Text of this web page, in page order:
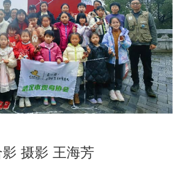
摄影 王海芳